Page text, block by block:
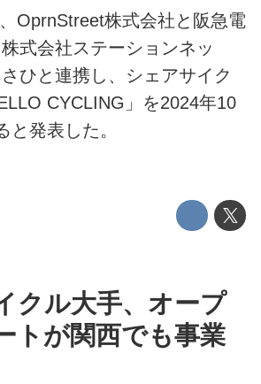
シーポリシー
OprnStreet株式会社と阪急電
式会社ステーションネッ
ひと連携し、シェアサイク
CYCLING」を2024年10
と発表した。
クル大手、オープ
トが関西でも事業